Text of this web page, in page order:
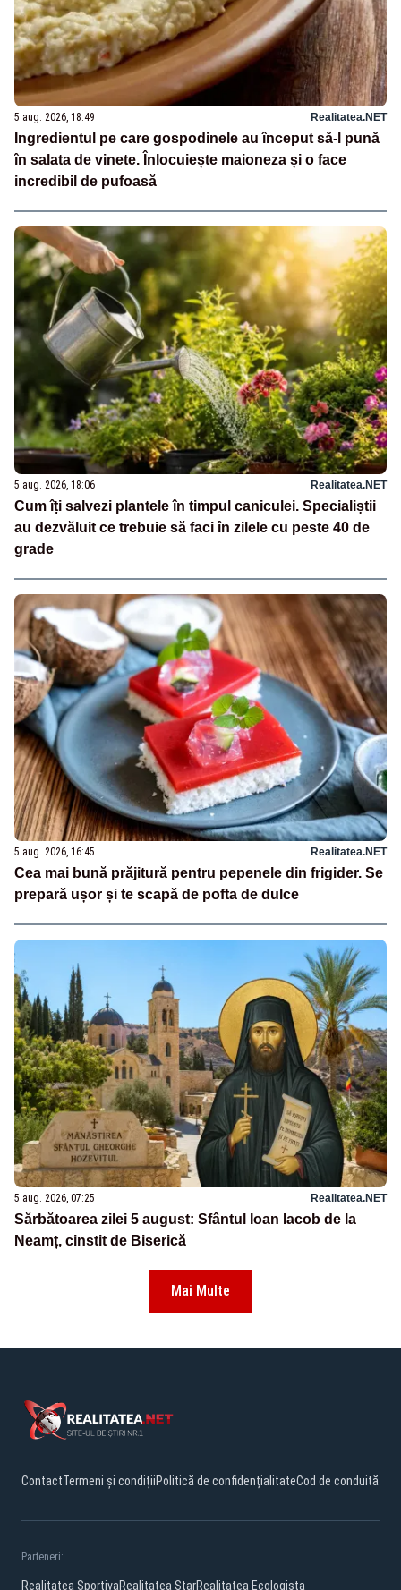
5 aug. 2026, 18:49 Realitatea.NET
Ingredientul pe care gospodinele au început să-l pună
în salata de vinete. Înlocuiește maioneza și o face
incredibil de pufoasă
5 aug. 2026, 18:06 Realitatea.NET
Cum îți salvezi plantele în timpul caniculei. Specialiștii
au dezvăluit ce trebuie să faci în zilele cu peste 40 de
grade
5 aug. 2026, 16:45 Realitatea.NET
Cea mai bună prăjitură pentru pepenele din frigider. Se
prepară ușor și te scapă de pofta de dulce
5 aug. 2026, 07:25 Realitatea.NET
Sărbătoarea zilei 5 august: Sfântul Ioan Iacob de la
Neamț, cinstit de Biserică
Mai Multe
ContactTermeni și condițiiPolitică de confidențialitateCod de conduită
Parteneri:
Realitatea SportivaRealitatea StarRealitatea Ecologista